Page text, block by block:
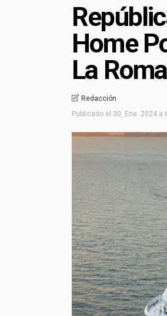
Home
La
Redacción
Publicado el 30, Ene. 2024 a